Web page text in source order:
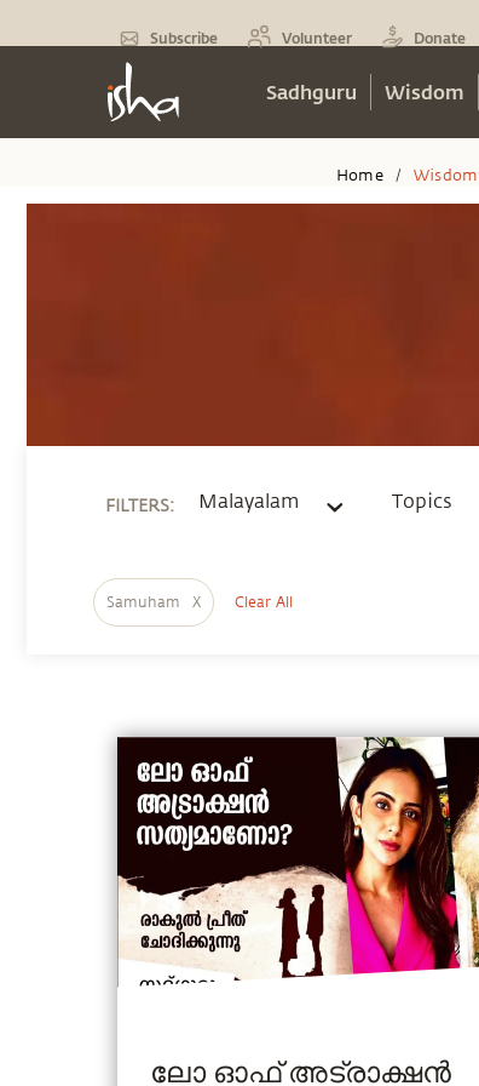
Subscribe Volunteer Donate
Sadhguru Wisdom
Home /
FILTERS: Malayalam Topics
Samuham X Clear All
ലോ ഓഫ് അട്രാക്ഷൻ